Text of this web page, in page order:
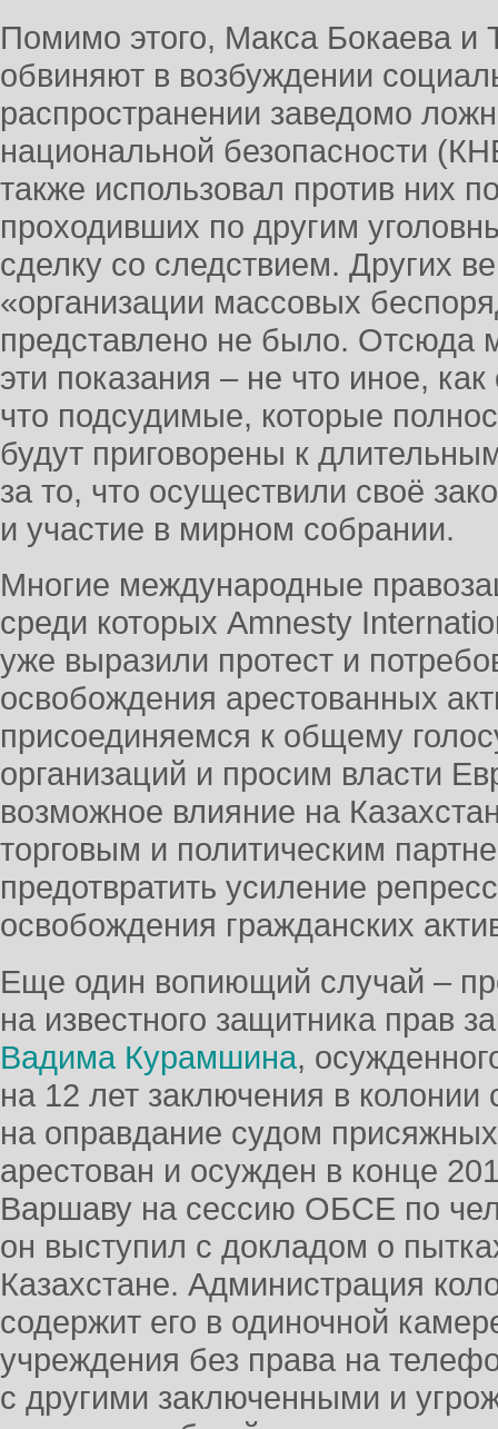
Помимо этого, Макса Бокаева и
обвиняют в возбуждении
распространении заведомо
национальной безопасности
также использовал против них
проходивших по другим
сделку со следствием. Других
«организации массовых
представлено не было. Отсюда
эти показания – не что иное,
что подсудимые, которые
будут приговорены к
за то, что осуществили своё
и участие в мирном собрании.
Многие международные
среди которых Amnesty
уже выразили протест и
освобождения арестованных
присоединяемся к общему
организаций и просим власти
возможное влияние на
торговым и политическим
предотвратить усиление
освобождения гражданских
Еще один вопиющий случай –
на известного защитника прав
Вадима Курамшина,
на 12 лет заключения в
на оправдание судом
арестован и осужден в конце
Варшаву на сессию ОБСЕ по
он выступил с докладом о
Казахстане. Администрация
содержит его в одиночной
учреждения без права на
с другими заключенными и